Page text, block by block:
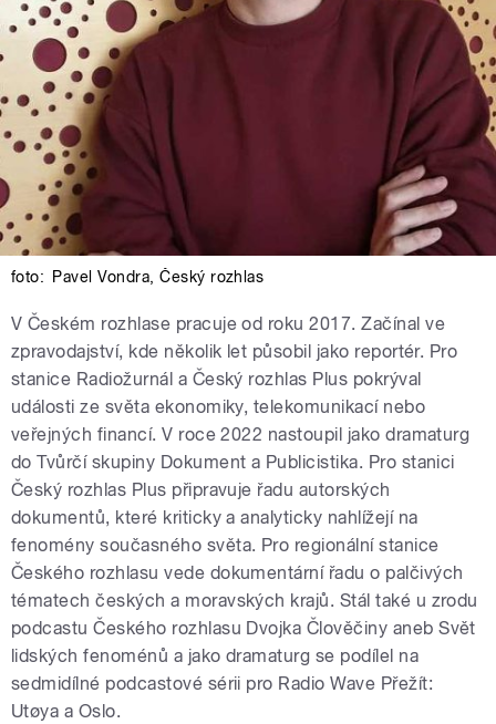
foto: Pavel Vondra,Český rozhlas
V Českém rozhlase pracuje od roku 2017. Začínal ve
zpravodajství, kde několik let působil jako reportér. Pro
stanice Radiožurnál a Český rozhlas Plus pokrýval
události ze světa ekonomiky, telekomunikací nebo
veřejných financí. V roce 2022 nastoupil jako dramaturg
do Tvůrčí skupiny Dokument a Publicistika. Pro stanici
Český rozhlas Plus připravuje řadu autorských
dokumentů, které kriticky a analyticky nahlížejí na
fenomény současného světa. Pro regionální stanice
Českého rozhlasu vede dokumentární řadu o palčivých
tématech českých a moravských krajů. Stál také u zrodu
podcastu Českého rozhlasu Dvojka Člověčiny aneb Svět
lidských fenoménů a jako dramaturg se podílel na
sedmidílné podcastové sérii pro Radio Wave Přežít:
Utøya a Oslo.